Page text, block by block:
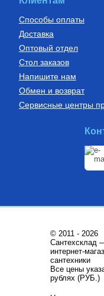
Способы оплаты
Доставка
Оптовый отдел
Стол заказов
Напишите нам
Обмен и возврат
Сервисные центры
© 2011 - 2026
Сантехсклад
интернет-
сантехники
Все цены
рублях (РУБ.)